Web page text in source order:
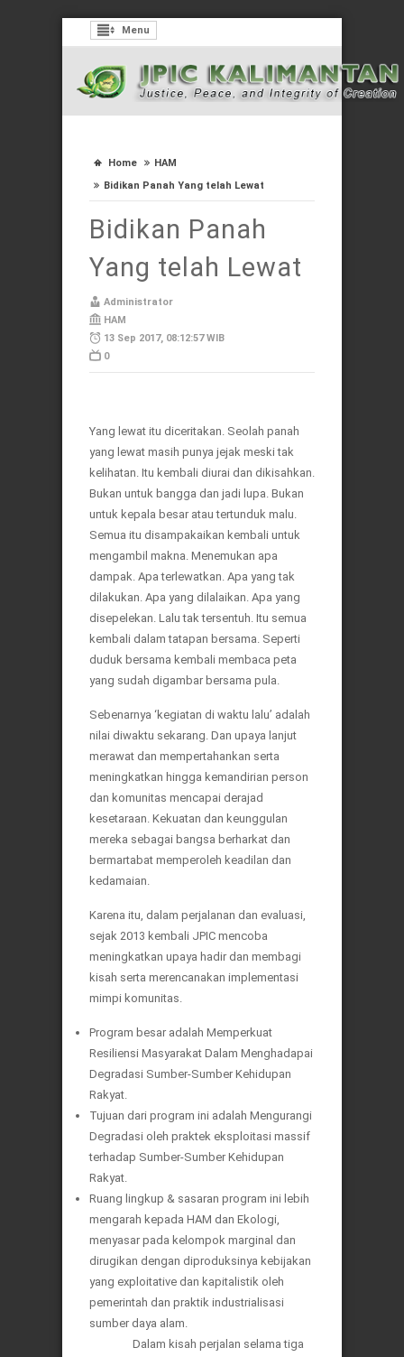
Menu
Home
HAM
Bidikan Panah Yang telah Lewat
Bidikan Panah
Yang telah Lewat
Administrator
HAM
13 Sep 2017, 08:12:57 WIB
0
Yang lewat itu diceritakan. Seolah panah
yang lewat masih punya jejak meski tak
kelihatan. Itu kembali diurai dan dikisahkan.
Bukan untuk bangga dan jadi lupa. Bukan
untuk kepala besar atau tertunduk malu.
Semua itu disampakaikan kembali untuk
mengambil makna. Menemukan apa
dampak. Apa terlewatkan. Apa yang tak
dilakukan. Apa yang dilalaikan. Apa yang
disepelekan. Lalu tak tersentuh. Itu semua
kembali dalam tatapan bersama. Seperti
duduk bersama kembali membaca peta
yang sudah digambar bersama pula.
Sebenarnya ‘kegiatan di waktu lalu’ adalah
nilai diwaktu sekarang. Dan upaya lanjut
merawat dan mempertahankan serta
meningkatkan hingga kemandirian person
dan komunitas mencapai derajad
kesetaraan. Kekuatan dan keunggulan
mereka sebagai bangsa berharkat dan
bermartabat memperoleh keadilan dan
kedamaian.
Karena itu, dalam perjalanan dan evaluasi,
sejak 2013 kembali JPIC mencoba
meningkatkan upaya hadir dan membagi
kisah serta merencanakan implementasi
mimpi komunitas.
Program besar adalah Memperkuat
Resiliensi Masyarakat Dalam Menghadapai
Degradasi Sumber-Sumber Kehidupan
Rakyat.
Tujuan dari program ini adalah Mengurangi
Degradasi oleh praktek eksploitasi massif
terhadap Sumber-Sumber Kehidupan
Rakyat.
Ruang lingkup & sasaran program ini lebih
mengarah kepada HAM dan Ekologi,
menyasar pada kelompok marginal dan
dirugikan dengan diproduksinya kebijakan
yang exploitative dan kapitalistik oleh
pemerintah dan praktik industrialisasi
sumber daya alam.
Dalam kisah perjalan selama tiga